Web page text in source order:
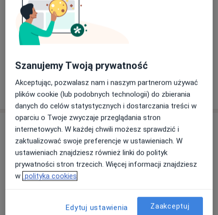
więcej
O nas
Nasze specjalizacje
Zobacz więcej
Usługi
Wszystkie
leczenie próchnicy
Szanujemy Twoją prywatność
Akceptując, pozwalasz nam i naszym partnerom używać
plików cookie (lub podobnych technologii) do zbierania
danych do celów statystycznych i dostarczania treści w
oparciu o Twoje zwyczaje przeglądania stron
internetowych. W każdej chwili możesz sprawdzić i
zaktualizować swoje preferencje w ustawieniach. W
ustawieniach znajdziesz również linki do polityk
prywatności stron trzecich. Więcej informacji znajdziesz
w polityka cookies
Edytuj ustawienia Zaakceptuj